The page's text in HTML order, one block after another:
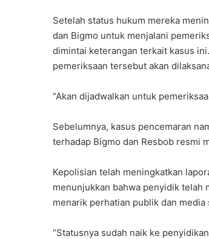
Setelah status hukum mereka
dan Bigmo untuk menjalani
dimintai keterangan terkait kasus
pemeriksaan tersebut akan
“Akan dijadwalkan untuk
Sebelumnya, kasus pencemaran
terhadap Bigmo dan Resbob resmi
Kepolisian telah meningkatkan
menunjukkan bahwa penyidik telah
menarik perhatian publik dan media
“Statusnya sudah naik ke